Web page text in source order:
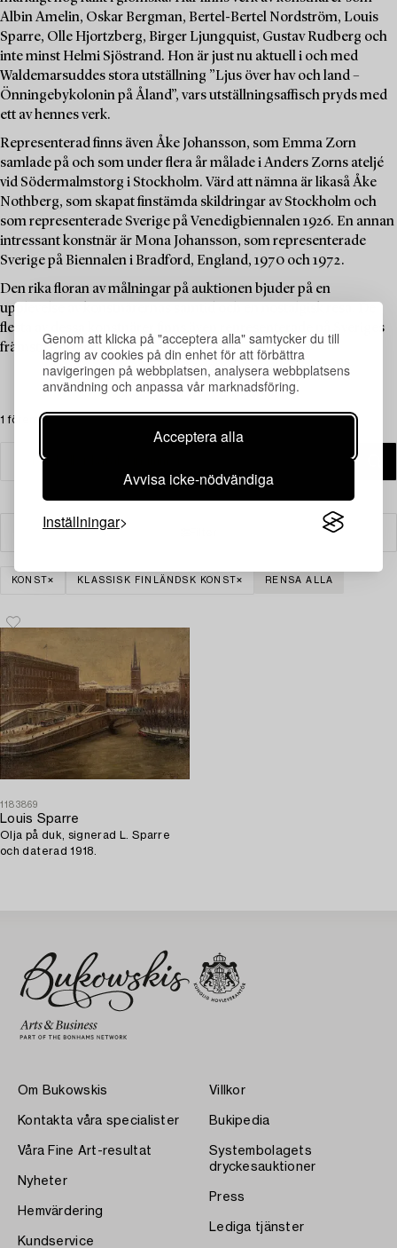
Genom att klicka på "acceptera alla" samtycker du till
lagring av cookies på din enhet för att förbättra
navigeringen på webbplatsen, analysera webbplatsens
användning och anpassa vår marknadsföring.
Acceptera alla
Avvisa icke-nödvändiga
Inställningar
Albin Amelin, Oskar Bergman, Bertel-Bertel Nordström, Louis
Sparre, Olle Hjortzberg, Birger Ljungquist, Gustav Rudberg och
inte minst Helmi Sjöstrand. Hon är just nu aktuell i och med
Waldemarsuddes stora utställning ”Ljus över hav och land –
Önningebykolonin på Åland”, vars utställningsaffisch pryds med
ett av hennes verk.
Representerad finns även Åke Johansson, som Emma Zorn
samlade på och som under flera år målade i Anders Zorns ateljé
vid Södermalmstorg i Stockholm. Värd att nämna är likaså Åke
Nothberg, som skapat finstämda skildringar av Stockholm och
som representerade Sverige på Venedigbiennalen 1926. En annan
intressant konstnär är Mona Johansson, som representerade
Sverige på Biennalen i Bradford, England, 1970 och 1972.
Den rika floran av målningar på auktionen bjuder på en
upplevelse av konstnärernas samtid och en nostalgisk resa. De
flesta av dessa konstnärer finns även representerade på Sveriges
främsta museer.
1 föremål
KONST KLASSISK FINLÄNDSK KONST RENSA ALLA
1183869
Louis Sparre
Olja på duk, signerad L. Sparre
och daterad 1918.
Om Bukowskis
Kontakta våra specialister
Våra Fine Art-resultat
Nyheter
Hemvärdering
Kundservice
Villkor
Bukipedia
Systembolagets
dryckesauktioner
Press
Lediga tjänster